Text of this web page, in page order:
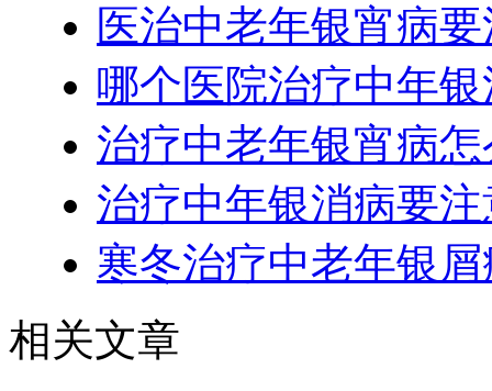
医治中老年银宵病
哪个医院治疗中年
治疗中老年银宵病
治疗中年银消病要
寒冬治疗中老年银
相关文章